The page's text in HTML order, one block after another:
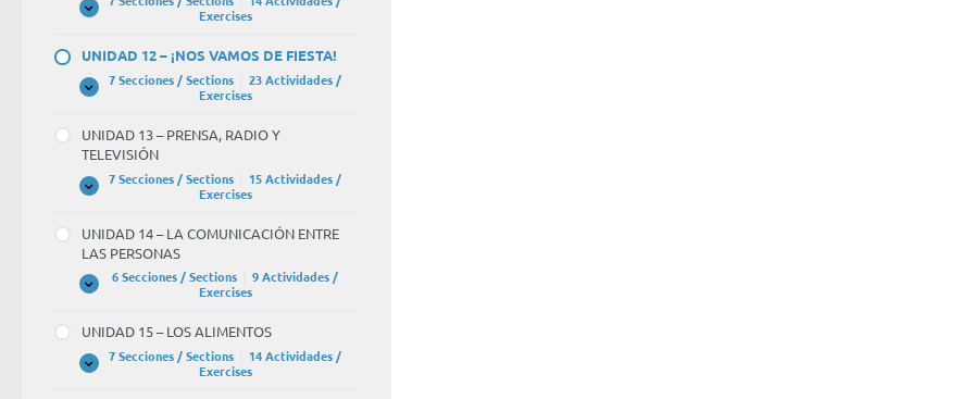
Expandir
UNIDAD
EL
OCIO
Y
LIBRE
Exercises
UNIDAD 12 – ¡NOS VAMOS DE FIESTA!
Expandir
UNIDAD
¡NOS
VAMOS
FIESTA!
7 Secciones / Sections
23 Actividades /
Exercises
UNIDAD 13 – PRENSA, RADIO Y
TELEVISIÓN
Expandir
UNIDAD
PRENSA,
RADIO
TELEVISIÓN
7 Secciones / Sections
15 Actividades /
Exercises
UNIDAD 14 – LA COMUNICACIÓN ENTRE
LAS PERSONAS
Expandir
UNIDAD
LA
COMUNICACIÓN
ENTRE
6 Secciones / Sections
9 Actividades /
Exercises
UNIDAD 15 – LOS ALIMENTOS
Expandir
UNIDAD
7 Secciones / Sections
14 Actividades /
Exercises